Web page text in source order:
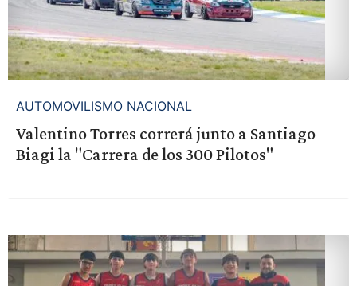
AUTOMOVILISMO NACIONAL
Valentino Torres correrá junto a Santiago
Biagi la "Carrera de los 300 Pilotos"